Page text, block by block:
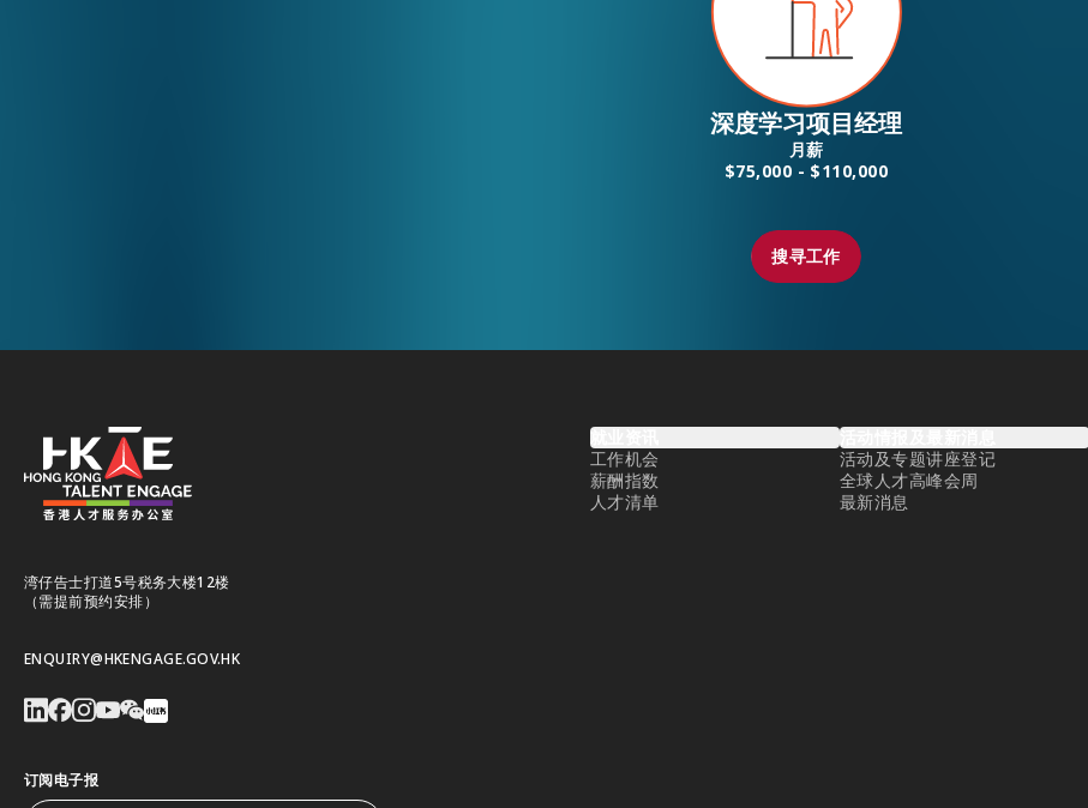
EN 繁 简
深度学习项目经理
月薪
$75,000 - $110,000
搜寻工作
搜寻工作
湾仔告士打道5号税务大楼12楼
（需提前预约安排）
ENQUIRY@HKENGAGE.GOV.HK
订阅电子报
就业资讯
工作机会
薪酬指数
人才清单
活动情报及最新消息
活动及专题讲座登记
全球人才高峰会周
最新消息